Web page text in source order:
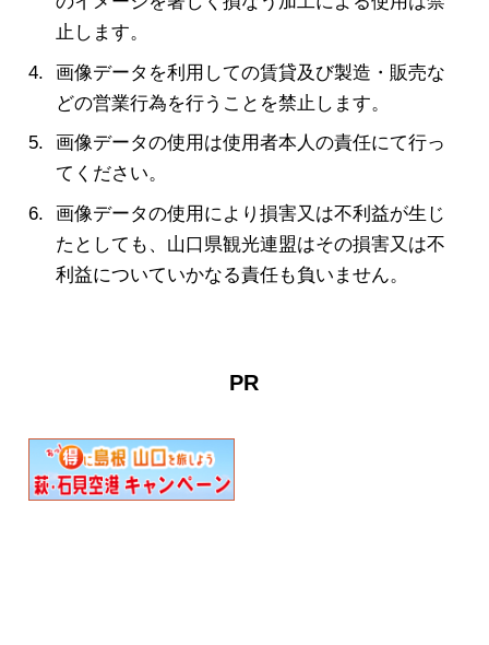
止します。
画像データを利用しての賃貸及び製造・販売な
どの営業行為を行うことを禁止します。
画像データの使用は使用者本人の責任にて行っ
てください。
画像データの使用により損害又は不利益が生じ
たとしても、山口県観光連盟はその損害又は不
利益についていかなる責任も負いません。
PR